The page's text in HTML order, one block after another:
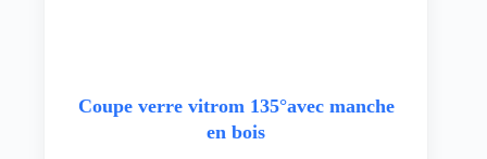
Coupe verre vitrom 135°avec manche
en bois